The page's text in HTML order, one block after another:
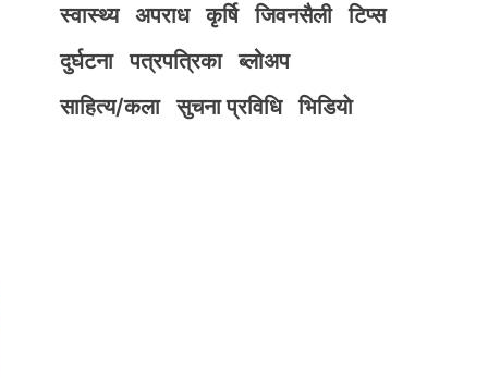
स्वास्थ्य
अपराध कृर्षि जिवनसैली
टिप्स
दुर्घटना
पत्रपत्रिका
ब्लोअप
साहित्य/कला
सुचना प्रविधि भिडियाे